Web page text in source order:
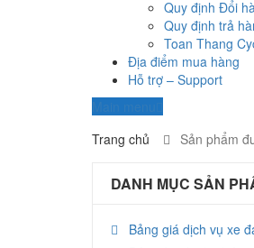
Quy định Đổi
Quy định trả
Toan Thang
Địa điểm mua hàng
Hỗ trợ – Support
Trang chủ
Sản phẩm
DANH MỤC SẢN
Bảng giá dịch vụ xe